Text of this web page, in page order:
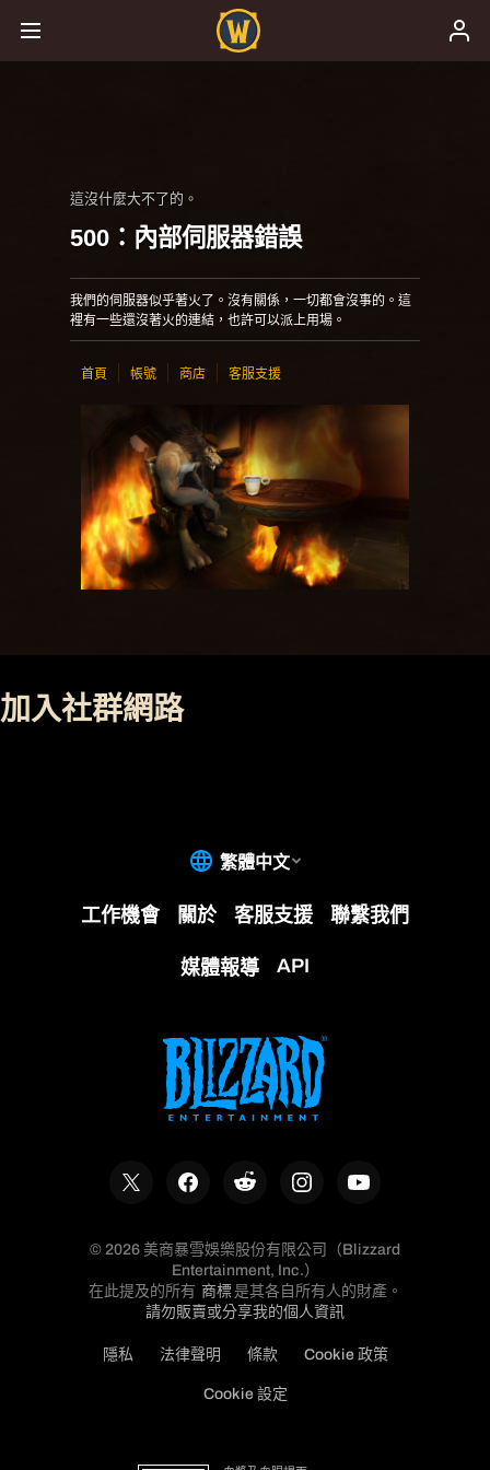
這沒什麼大不了的。
500：內部伺服器錯誤
我們的伺服器似乎著火了。沒有關係，一切都會沒事的。這
裡有一些還沒著火的連結，也許可以派上用場。
首頁 帳號 商店 客服支援
加入社群網路